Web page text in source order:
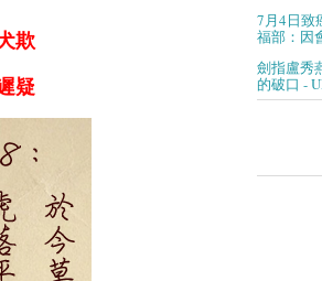
欺
疑
7月4日致
福部：因
劍指盧秀
的破口 -